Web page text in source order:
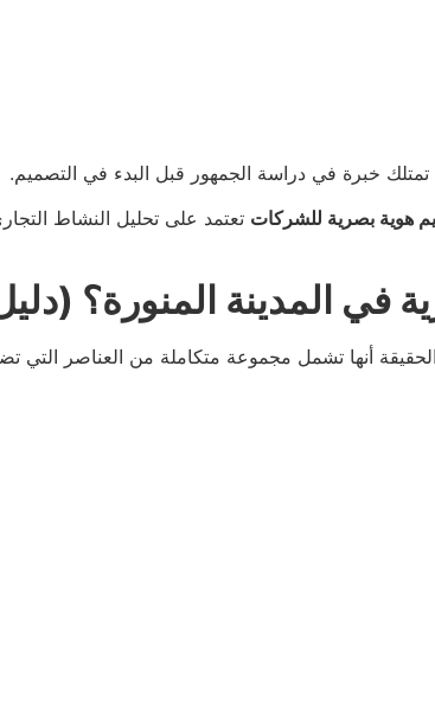
تمتلك خبرة في دراسة الجمهور قبل البدء في التصميم.
هوية بصرية للشركات تعتمد على تحليل النشاط
المدينة المنورة؟
أنها تشمل مجموعة متكاملة من العناصر التي